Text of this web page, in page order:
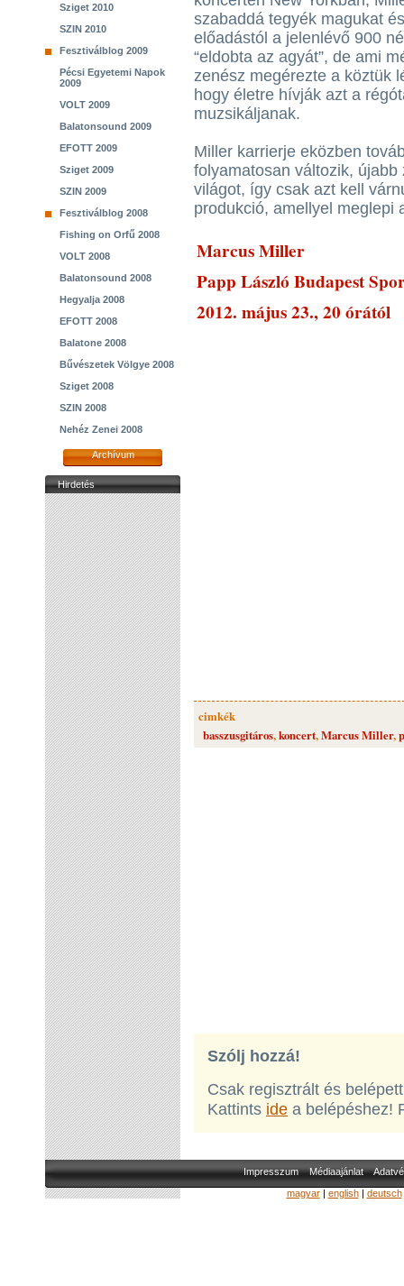
Sziget 2010
SZIN 2010
Fesztiválblog 2009
Pécsi Egyetemi Napok
2009
VOLT 2009
Balatonsound 2009
EFOTT 2009
Sziget 2009
SZIN 2009
Fesztiválblog 2008
Fishing on Orfű 2008
VOLT 2008
Balatonsound 2008
Hegyalja 2008
EFOTT 2008
Balatone 2008
Bűvészetek Völgye 2008
Sziget 2008
SZIN 2008
Nehéz Zenei 2008
Archívum
Hirdetés
szabaddá tegyék magukat
előadástól a jelenlévő 900
“eldobta az agyát”, de ami
zenész megérezte a köztük
hogy életre hívják azt a
muzsikáljanak.
Miller karrierje eközben
folyamatosan változik,
világot, így csak azt kell
produkció, amellyel meglepi
Marcus Miller
Papp László Budapest
2012. május 23., 20 órától
cimkék
basszusgitáros,koncert,Marcus Miller,
Szólj hozzá!
Csak regisztrált és
Kattints ide a belépéshez!
Impresszum Médiaajánlat
magyar| english| deutsch